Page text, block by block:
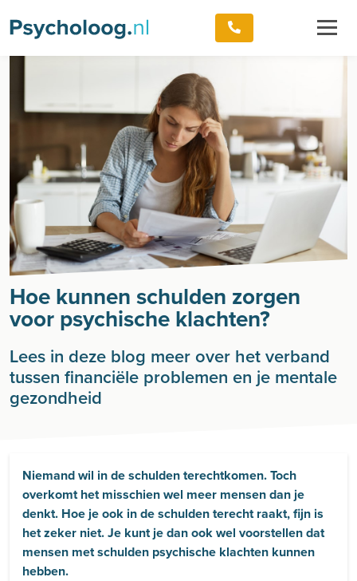
Hoe kunnen schulden zorgen
voor psychische klachten?
Lees in deze blog meer over het verband
tussen financiële problemen en je mentale
gezondheid
Niemand wil in de schulden terechtkomen. Toch
overkomt het misschien wel meer mensen dan je
denkt. Hoe je ook in de schulden terecht raakt, fijn is
het zeker niet. Je kunt je dan ook wel voorstellen dat
mensen met schulden psychische klachten kunnen
hebben.